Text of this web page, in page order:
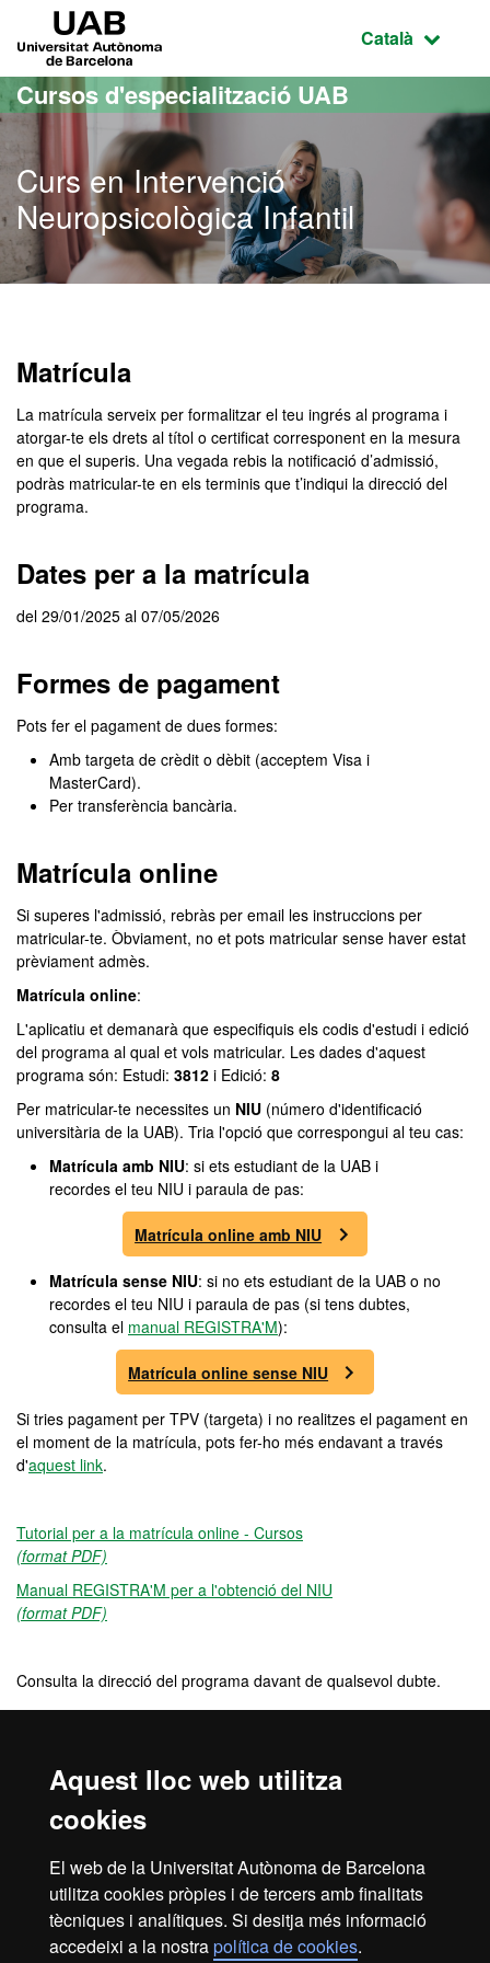
Aquest lloc web utilitza
cookies
El web de la Universitat Autònoma de Barcelona
utilitza cookies pròpies i de tercers amb finalitats
tècniques i analítiques. Si desitja més informació
accedeixi a la nostrapolítica de cookies.
Ves al contingut principal
Ves a la navegació de la pàgina
Idioma
Català
Cursos d'especialització UAB
Curs en Intervenció
Neuropsicològica Infantil
Matrícula
La matrícula serveix per formalitzar el teu ingrés al programa i
atorgar-te els drets al títol o certificat corresponent en la mesura
en que el superis. Una vegada rebis la notificació d’admissió,
podràs matricular-te en els terminis que t’indiqui la direcció del
programa.
Dates per a la matrícula
del 29/01/2025 al 07/05/2026
Formes de pagament
Pots fer el pagament de dues formes:
Amb targeta de crèdit o dèbit (acceptem Visa i
MasterCard).
Per transferència bancària.
Matrícula online
Si superes l'admissió, rebràs per email les instruccions per
matricular-te. Òbviament, no et pots matricular sense haver estat
prèviament admès.
Matrícula online:
L'aplicatiu et demanarà que especifiquis els codis d'estudi i edició
del programa al qual et vols matricular. Les dades d'aquest
programa són: Estudi: 3812 i Edició: 8
Per matricular-te necessites un NIU (número d'identificació
universitària de la UAB). Tria l'opció que correspongui al teu cas:
Matrícula amb NIU: si ets estudiant de la UAB i
recordes el teu NIU i paraula de pas:
Matrícula online amb NIU
Matrícula sense NIU: si no ets estudiant de la UAB o no
recordes el teu NIU i paraula de pas (si tens dubtes,
consulta el manual REGISTRA'M):
Matrícula online sense NIU
Si tries pagament per TPV (targeta) i no realitzes el pagament en
el moment de la matrícula, pots fer-ho més endavant a través
d'aquest link.
Tutorial per a la matrícula online - Cursos
(format PDF)
Manual REGISTRA'M per a l'obtenció del NIU
(format PDF)
Consulta la direcció del programa davant de qualsevol dubte.
765 €
Crèdits
9 ECTS